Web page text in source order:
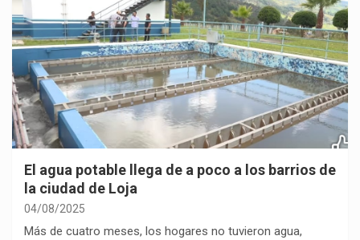
El agua potable llega de a poco a los barrios de
la ciudad de Loja
04/08/2025
Más de cuatro meses, los hogares no tuvieron agua,